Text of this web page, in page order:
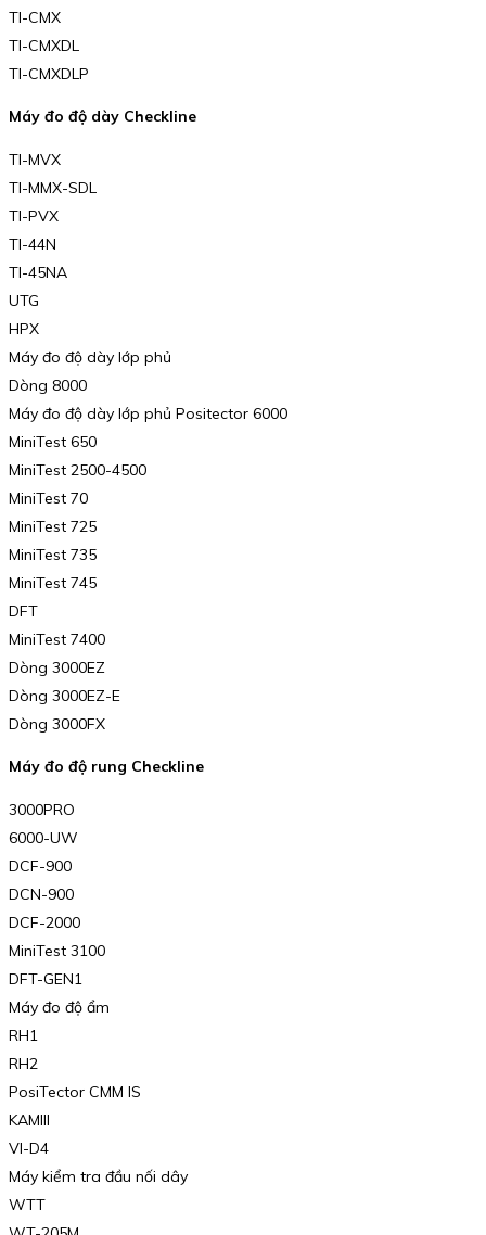
TI-CMX
TI-CMXDL
TI-CMXDLP
Máy đo độ dày Checkline
TI-MVX
TI-MMX-SDL
TI-PVX
TI-44N
TI-45NA
UTG
HPX
Máy đo độ dày lớp phủ
Dòng 8000
Máy đo độ dày lớp phủ Positector 6000
MiniTest 650
MiniTest 2500-4500
MiniTest 70
MiniTest 725
MiniTest 735
MiniTest 745
DFT
MiniTest 7400
Dòng 3000EZ
Dòng 3000EZ-E
Dòng 3000FX
Máy đo độ rung Checkline
3000PRO
6000-UW
DCF-900
DCN-900
DCF-2000
MiniTest 3100
DFT-GEN1
Máy đo độ ẩm
RH1
RH2
PosiTector CMM IS
KAMIII
VI-D4
Máy kiểm tra đầu nối dây
WTT